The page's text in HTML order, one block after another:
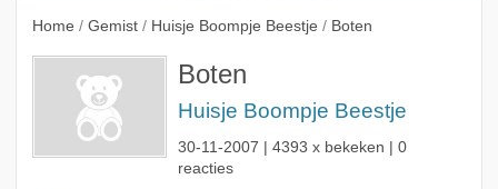
Home / Gemist / Huisje Boompje Beestje / Boten
Boten
Huisje Boompje Beestje
30-11-2007 | 4393 x bekeken | 0
reacties